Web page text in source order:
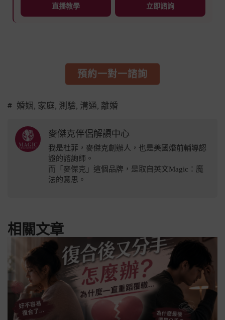
直播教學 立即諮詢
預約一對一諮詢
婚姻 , 家庭, 測驗, 溝通, 離婚
麥傑克伴侶解讀中心
我是杜菲，麥傑克創辦人，也是美國婚前輔導認
證的諮詢師。
而「麥傑克」這個品牌，是取自英文Magic：魔
法的意思。
相關文章